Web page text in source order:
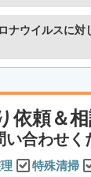
ナウイルスに対
依頼＆
い合わせく
特殊清掃